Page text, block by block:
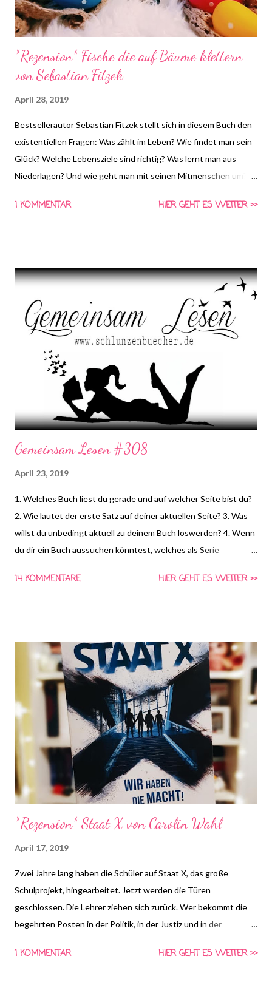
*Rezension* Fische die auf Bäume klettern
von Sebastian Fitzek
April 28, 2019
Bestsellerautor Sebastian Fitzek stellt sich in diesem Buch den
existentiellen Fragen: Was zählt im Leben? Wie findet man sein
Glück? Welche Lebensziele sind richtig? Was lernt man aus
Niederlagen? Und wie geht man mit seinen Mitmenschen um? In
wichtig ist und wie ein glücklicher Lebensweg gelingen kann.
Und so ist „Fische, die auf Bäume klettern" das sehr
persönliches Vermächtnis eines Vaters an seine noch jungen
Kinder – und ein Buch für alle, die Halt suchen und sich der
Werte, die ihnen wichtig sind, vergewissern möchten.
1 KOMMENTAR HIER GEHT ES WEITER >>
Gemeinsam Lesen #308
April 23, 2019
1. Welches Buch liest du gerade und auf welcher Seite bist du?
2. Wie lautet der erste Satz auf deiner aktuellen Seite? 3. Was
willst du unbedingt aktuell zu deinem Buch loswerden? 4. Wenn
du dir ein Buch aussuchen könntest, welches als Serie
euch schon die Frage für nächste Woche anschauen und
Teilnehmen darf jeder wann immer er Lust und Zeit dazu hat.
Die Fragen dürfen auch nach Dienstag noch beantwortet
werden. Bitte benutzt bei einer Teilnahme das Gemeinsam-
Lesen Logo! die farbliche Anpassung auf euren Blog ist erlaubt,
das Logo darf aber in seinen Bestandteilen nicht verändert
werden.
14 KOMMENTARE HIER GEHT ES WEITER >>
*Rezension* Staat X von Carolin Wahl
April 17, 2019
Zwei Jahre lang haben die Schüler auf Staat X, das große
Schulprojekt, hingearbeitet. Jetzt werden die Türen
geschlossen. Die Lehrer ziehen sich zurück. Wer bekommt die
begehrten Posten in der Politik, in der Justiz und in der
ihre Rollen einzunehmen, jeder von ihnen mit einer ganz eigenen
1 KOMMENTAR HIER GEHT ES WEITER >>